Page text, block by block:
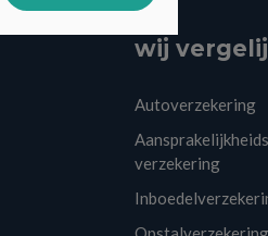
wij
Autoverzekering
verzekering